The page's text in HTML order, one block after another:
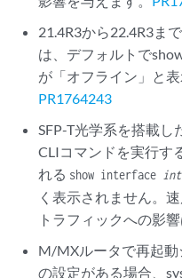
21.4R3から22.4R3ま
は、デフォルトで
が「オフライン」と
PR1764243
SFP-T光学系を搭載し
CLIコマンドを実行す
れる show interface
く表示されません。
トラフィックへの影
M/MXルータで再起動
の設定がある場合、